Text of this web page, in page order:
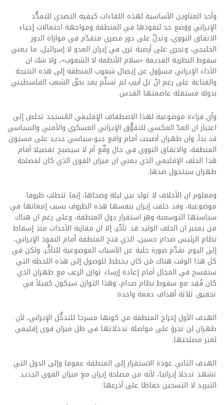
وأحد العناوين الأساسية لهذه اللقاءات كيفية التصدي للتمدُّد
الإيراني ووَضع حد لنفوذها في المنطقة ومواجهة احتمالات إحياء
الاتفاق النووي، وتدلّ على دور مصري متقدّم في موازاة الدور
الخليجي، وتجري على أرضية ترى في إيران العدو لا إسرائيل، ما يعني
سقوط النظرية القديمة «سلام الأنظمة لا الشعوب»، ولا شك ان
الأداء الإيراني مسؤول عن إيصال شعوب المنطقة إلى هذه النتيجة
والقناعة على رغم انّ تل أبيب لم تسلِّم بعد بحقّ الشعب الفلسطيني
بدولة مستقلة عاصمتها القدس.
وأي قراءة موضوعية لهذا الاصطفاف الإقليمي المُستجد تخلص إلى
اعتبار ان العدّ العكسي للتفوُّق الإيراني العسكري والأمني والسياسي
قد بدأ، وان طهران أصبحت أمام واقع جيو-سياسي جديد على مستوى
المنطقة، والاتفاق النووي في حال وقِّع أم لا سيصبح تفصيلا أمام
هذا الحلف الإقليمي الذي يعني ان ميزان القوى الذي كان لمصلحة
طهران سيتحول ضدها.
ومعلوم ان الأحلاف لا تولد بين ليلة وضحاها، إنما تتطلب ظروفا
موضوعية، وقد خلقت إيران بنفسها هذه الظروف بسبب إمعانها في
سياستها التوسعية وهز استقرار دول المنطقة، وعلى رغم ان هناك
من يعتبر ان الحلف الوليد قد تأخّر، إلا ان مقاربة الأحداث منذ إسقاط
نظام الرئيس صدام حسين، الذي فتح المنطقة أمام النفوذ الإيراني،
إلى اليوم تقدِّم صورة جلية عن الأسباب الموضوعية للتأخُّر، ولكن في
كل هذا الوقت هناك مَن كان يخطط للوصول إلى هذه اللحظة التي
ستفسح في المجال أمام إعادة إرساء توازن الرعب مع طهران الذي
كان فُقِد مع سقوط نظام صدام، وهذا التوازن سيكون كفيلاً في
تحقيق ثلاثة أهداف دفعة واحدة:
الهدف الأول إخراج المنطقة من كونها مسرحا للتدخُّل الإيراني، لأن
طهران لن تجرؤ على مواصلة تدخلاتها في ظل ميزان قوى إقليمي
لغير مصلحتها.
الهدف الثاني عودة الاستقرار إلى المنطقة عموما وإلى الدول التي
تشهد تدخلا إيرانيا، لأنه من مصلحة إيران مع ميزان القوى الجديد
التبريد لا التسخين حفاظا على أذرعها.